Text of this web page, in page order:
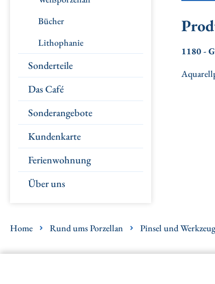
Bücher
Lithophanie
Sonderteile
Das Café
Sonderangebote
Kundenkarte
Ferienwohnung
Über uns
1180 -
Home Rund ums Porzellan Pinsel und